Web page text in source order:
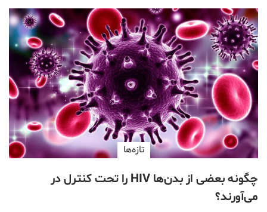
تازه‌ها
چگونه بعضی از بدن‌ها HIV را تحت کنترل در
می‌آورند؟